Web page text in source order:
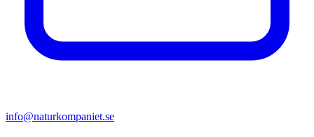
info@naturkompaniet.se